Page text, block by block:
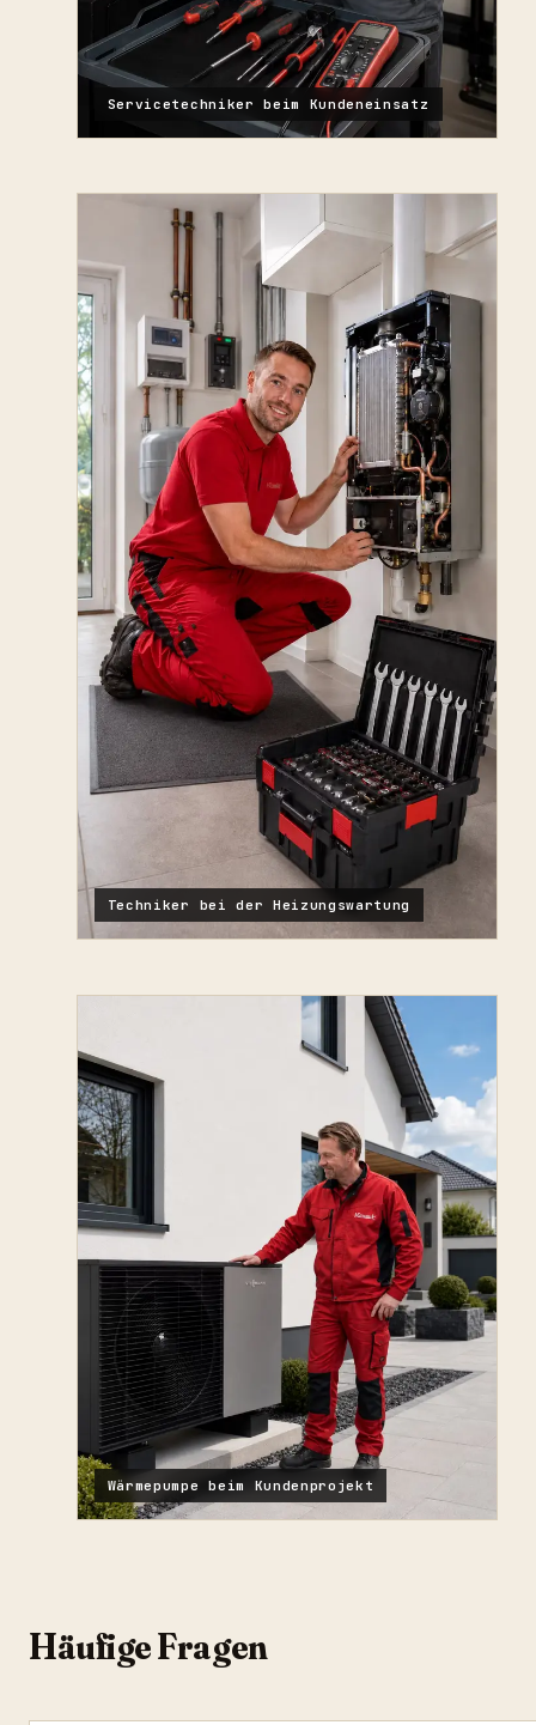
Servicetechniker beim Kundeneinsatz
Techniker bei der Heizungswartung
Wärmepumpe beim Kundenprojekt
Häufige Fragen